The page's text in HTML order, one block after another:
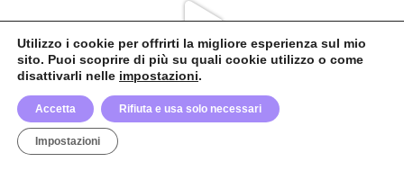
Utilizzo i cookie per offrirti la migliore esperienza sul mio
sito. Puoi scoprire di più su quali cookie utilizzo o come
disattivarli nelle impostazioni.
Accetta Rifiuta e usa solo necessari
Impostazioni